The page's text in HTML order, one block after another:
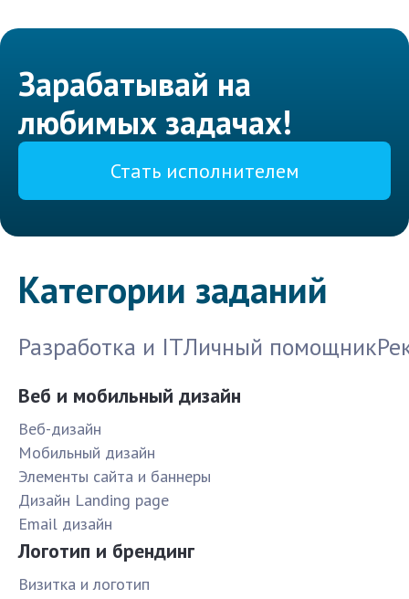
Зарабатывай на
любимых задачах!
Стать исполнителем
Категории заданий
Разработка и ITЛичный помощник
Веб и мобильный дизайн
Веб-дизайн
Мобильный дизайн
Элементы сайта и баннеры
Дизайн Landing page
Email дизайн
Логотип и брендинг
Визитка и логотип